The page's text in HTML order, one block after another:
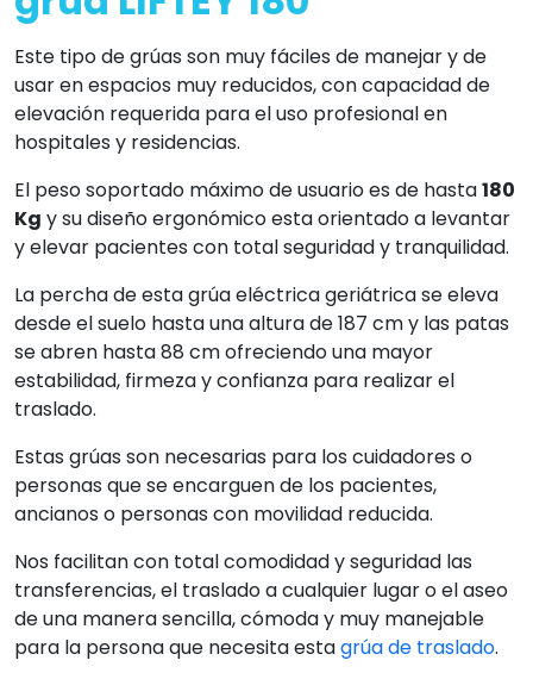
Este tipo de grúas son muy fáciles de manejar y de
usar en espacios muy reducidos, con capacidad de
elevación requerida para el uso profesional en
hospitales y residencias.
El peso soportado máximo de usuario es de hasta180
Kg y su diseño ergonómico esta orientado a levantar
y elevar pacientes con total seguridad y tranquilidad.
La percha de esta grúa eléctrica geriátrica se eleva
desde el suelo hasta una altura de 187 cm y las patas
se abren hasta 88 cm ofreciendo una mayor
estabilidad, firmeza y confianza para realizar el
traslado.
Estas grúas son necesarias para los cuidadores o
personas que se encarguen de los pacientes,
ancianos o personas con movilidad reducida.
Nos facilitan con total comodidad y seguridad las
transferencias, el traslado a cualquier lugar o el aseo
de una manera sencilla, cómoda y muy manejable
para la persona que necesita estagrúa de traslado.